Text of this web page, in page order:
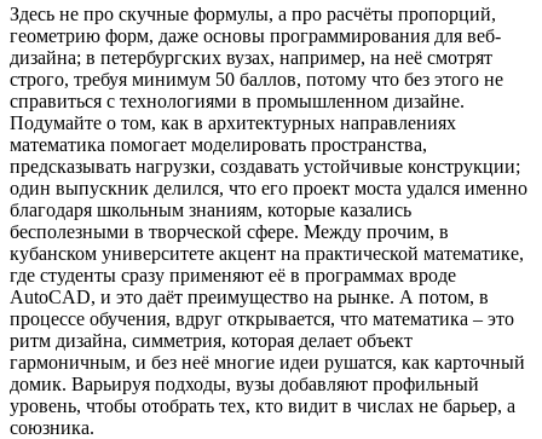
Здесь не про скучные формулы, а про расчёты пропорций,
геометрию форм, даже основы программирования для веб-
дизайна; в петербургских вузах, например, на неё смотрят
строго, требуя минимум 50 баллов, потому что без этого не
справиться с технологиями в промышленном дизайне.
Подумайте о том, как в архитектурных направлениях
математика помогает моделировать пространства,
предсказывать нагрузки, создавать устойчивые конструкции;
один выпускник делился, что его проект моста удался именно
благодаря школьным знаниям, которые казались
бесполезными в творческой сфере. Между прочим, в
кубанском университете акцент на практической математике,
где студенты сразу применяют её в программах вроде
AutoCAD, и это даёт преимущество на рынке. А потом, в
процессе обучения, вдруг открывается, что математика – это
ритм дизайна, симметрия, которая делает объект
гармоничным, и без неё многие идеи рушатся, как карточный
домик. Варьируя подходы, вузы добавляют профильный
уровень, чтобы отобрать тех, кто видит в числах не барьер, а
союзника.